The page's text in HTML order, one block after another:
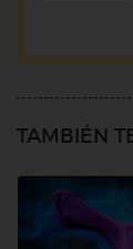
TAMBIÉN